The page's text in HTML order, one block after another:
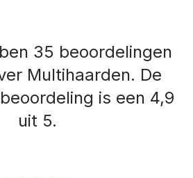
35 beoordelingen
Multihaarden. De
is een 4,9
uit 5.